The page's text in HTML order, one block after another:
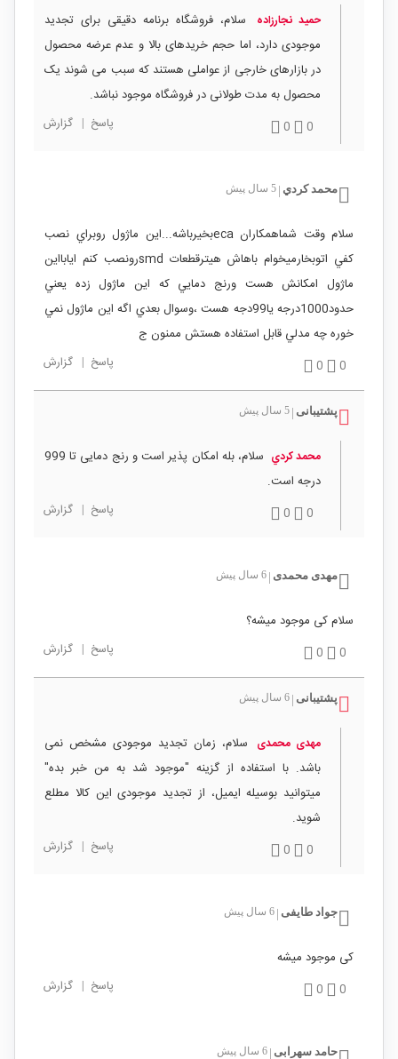
حمید نجارزاده
سلام، فروشگاه برنامه دقیقی برای تجدید
موجودی دارد، اما حجم خریدهای بالا و عدم عرضه محصول
در بازارهای خارجی از عواملی هستند که سبب می شوند یک
محصول به مدت طولانی در فروشگاه موجود نباشد.
0
0 پاسخ | گزارش
محمد کردي 5 سال پیش
سلام وقت شماهمکاران ecaبخيرباشه...اين ماژول روبراي نصب
کفي اتوبخارميخوام باهاش هيترقطعات smdرونصب کنم ايابااين
ماژول امکانش هست ورنج دمايي که اين ماژول زده يعني
حدود1000درجه يا99دجه هست ،وسوال بعدي اگه اين ماژول نمي
خوره چه مدلي قابل استفاده هستش ممنون ج
0
0 پاسخ | گزارش
پشتیبانی 5 سال پیش
محمد کردي
سلام، بله امکان پذیر است و رنج دمایی تا 999
درجه است.
0
0 پاسخ | گزارش
مهدی محمدی 6 سال پیش
سلام کی موجود میشه؟
0
0 پاسخ | گزارش
پشتیبانی 6 سال پیش
مهدی محمدی سلام، زمان تجدید موجودی مشخص نمی
باشد. با استفاده از گزینه "موجود شد به من خبر بده"
میتوانید بوسیله ایمیل، از تجدید موجودی این کالا مطلع
شوید.
0
0 پاسخ | گزارش
جواد طایفی 6 سال پیش
کی موجود میشه
0
0 پاسخ | گزارش
حامد سهرابی 6 سال پیش